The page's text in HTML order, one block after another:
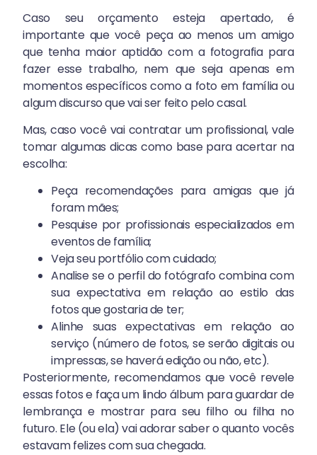
Caso seu orçamento esteja apertado, é
importante que você peça ao menos um amigo
que tenha maior aptidão com a fotografia para
fazer esse trabalho, nem que seja apenas em
momentos específicos como a foto em família ou
algum discurso que vai ser feito pelo casal.
Mas, caso você vai contratar um profissional, vale
tomar algumas dicas como base para acertar na
escolha:
Peça recomendações para amigas que já
foram mães;
Pesquise por profissionais especializados em
eventos de família;
Veja seu portfólio com cuidado;
Analise se o perfil do fotógrafo combina com
sua expectativa em relação ao estilo das
fotos que gostaria de ter;
Alinhe suas expectativas em relação ao
serviço (número de fotos, se serão digitais ou
impressas, se haverá edição ou não, etc).
Posteriormente, recomendamos que você revele
essas fotos e faça um lindo álbum para guardar de
lembrança e mostrar para seu filho ou filha no
futuro. Ele (ou ela) vai adorar saber o quanto vocês
estavam felizes com sua chegada.